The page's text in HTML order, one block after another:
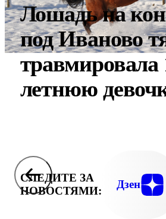
Лошадь на
под Иваново
травмировала
летнюю
СЛЕДИТЕ ЗА
НОВОСТЯМИ:
Дзен